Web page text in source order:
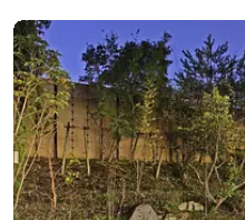
付き客室、露天風呂・ジ...